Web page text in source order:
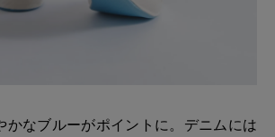
かなブルーがポイントに。デニムには